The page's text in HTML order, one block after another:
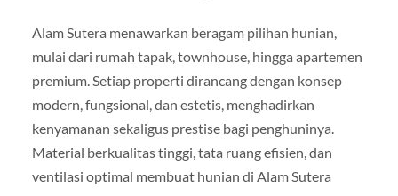
Alam Sutera menawarkan beragam pilihan hunian,
mulai dari rumah tapak, townhouse, hingga apartemen
premium. Setiap properti dirancang dengan konsep
modern, fungsional, dan estetis, menghadirkan
kenyamanan sekaligus prestise bagi penghuninya.
Material berkualitas tinggi, tata ruang efisien, dan
ventilasi optimal membuat hunian di Alam Sutera